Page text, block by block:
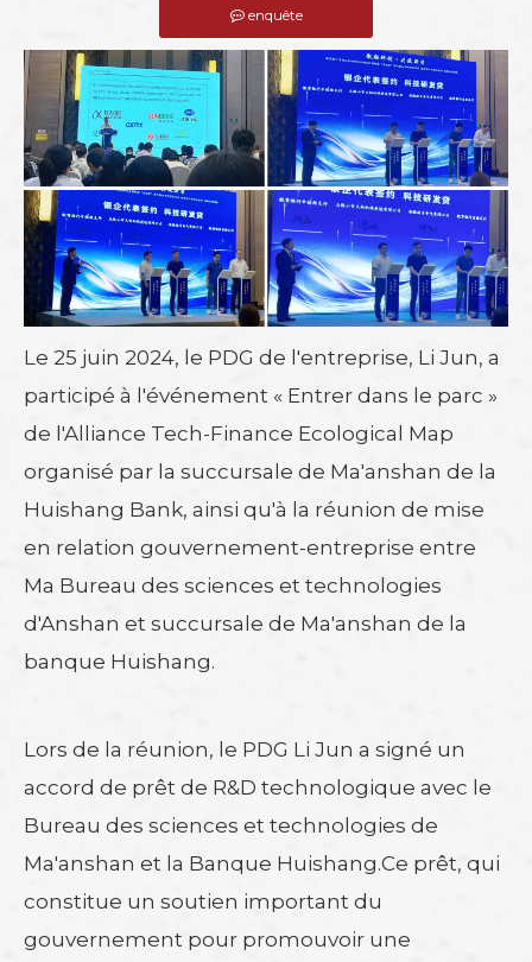
enquête
Le 25 juin 2024, le PDG de l'entreprise, Li Jun, a
participé à l'événement « Entrer dans le parc »
de l'Alliance Tech-Finance Ecological Map
organisé par la succursale de Ma'anshan de la
Huishang Bank, ainsi qu'à la réunion de mise
en relation gouvernement-entreprise entre
Ma Bureau des sciences et technologies
d'Anshan et succursale de Ma'anshan de la
banque Huishang.
Lors de la réunion, le PDG Li Jun a signé un
accord de prêt de R&D technologique avec le
Bureau des sciences et technologies de
Ma'anshan et la Banque Huishang.Ce prêt, qui
constitue un soutien important du
gouvernement pour promouvoir une